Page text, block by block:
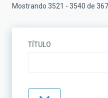
Mostrando 3521 - 3540 de
TÍTULO